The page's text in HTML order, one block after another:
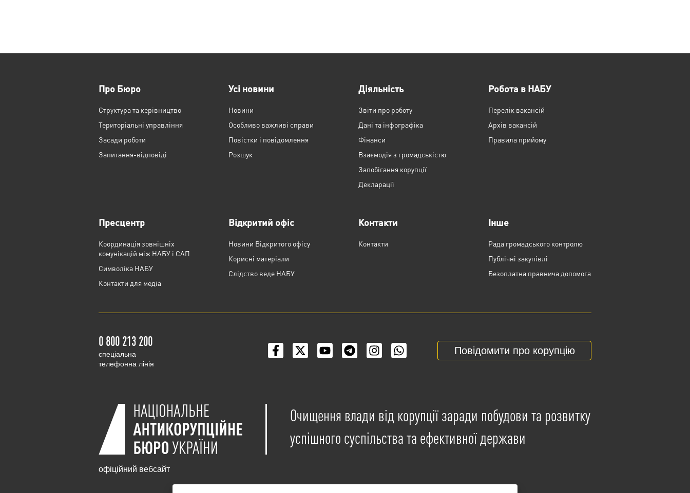
Про Бюро
Структура та керівництво
Територіальні управління
Засади роботи
Запитання-відповіді
Усі новини
Новини
Особливо важливі справи
Повістки і повідомлення
Розшук
Діяльність
Звіти про роботу
Дані та інфографіка
Фінанси
Взаємодія з громадськістю
Запобігання корупції
Декларації
Робота в НАБУ
Перелік вакансій
Архів вакансій
Правила прийому
Пресцентр
Координація зовнішніх
комунікацій між НАБУ і САП
Cимволіка НАБУ
Контакти для медіа
Відкритий офіс
Новини Відкритого офісу
Корисні матеріали
Слідство веде НАБУ
Контакти
Контакти
Інше
Рада громадського контролю
Публічні закупівлі
Безоплатна правнича допомога
0 800 213 200
cпеціальна
телефонна лінія
Повідомити про корупцію
офіційний вебсайт
Очищення влади від корупції заради побудови та розвитку
успішного суспільства та ефективної держави